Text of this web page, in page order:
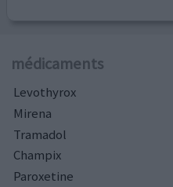
médicaments
Levothyrox
Mirena
Tramadol
Champix
Paroxetine